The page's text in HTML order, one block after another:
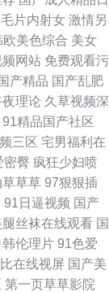
毛片内射女 激情另
欧美色综合 美女
频网站 免费观看污
产精品 国产乱肥
理论 久草视频深
91精品国产社区
三区 宅男福利在
密臀 疯狂少妇喷
草草 97狠狠插
91日逼视频 国产
腿丝袜在线观看 国
韩伦理片 91色爱
在线视屏 国产美
第一页草草影院